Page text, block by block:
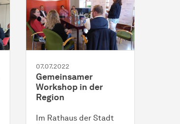
07.07.2022
Gemeinsamer
Workshop in der
Region
Im Rathaus der Stadt